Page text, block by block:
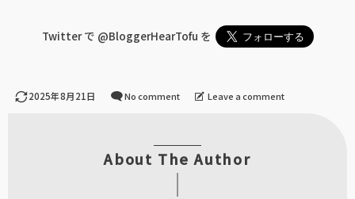
Twitter で @BloggerHearTofu を
2025年8月21日 No comment Leave a comment
About The Author